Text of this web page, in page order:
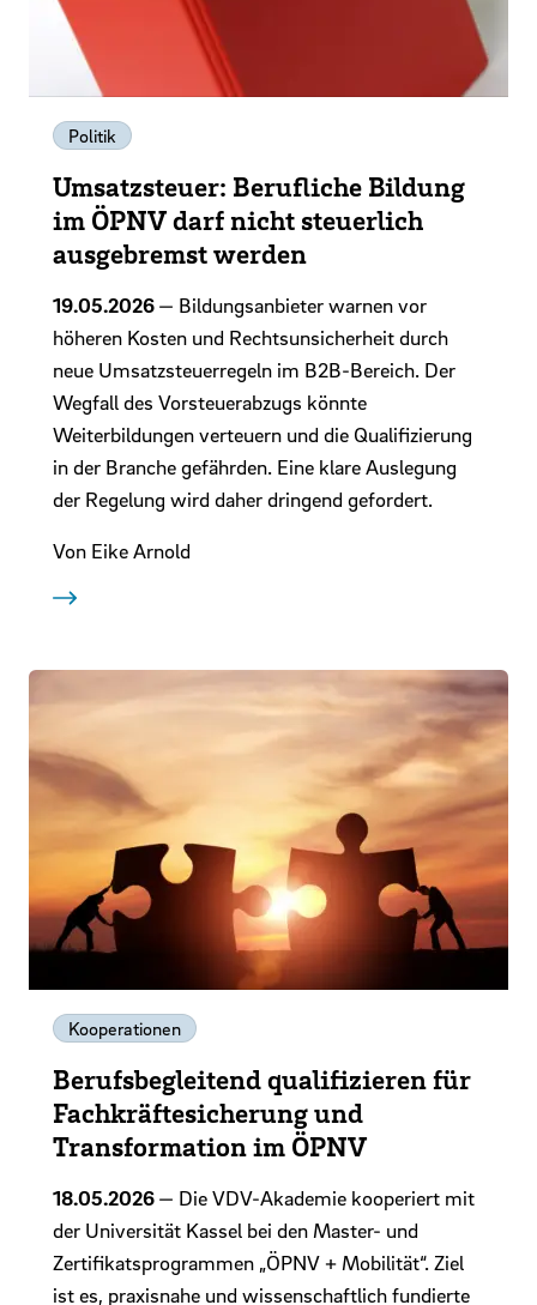
Politik
Umsatzsteuer: Berufliche Bildung
im ÖPNV darf nicht steuerlich
ausgebremst werden
19.05.2026— Bildungsanbieter warnen vor
höheren Kosten und Rechtsunsicherheit durch
neue Umsatzsteuerregeln im B2B-Bereich. Der
Wegfall des Vorsteuerabzugs könnte
Weiterbildungen verteuern und die Qualifizierung
in der Branche gefährden. Eine klare Auslegung
der Regelung wird daher dringend gefordert.
Von Eike Arnold
Kooperationen
Berufsbegleitend qualifizieren für
Fachkräftesicherung und
Transformation im ÖPNV
18.05.2026— Die VDV-Akademie kooperiert mit
der Universität Kassel bei den Master- und
Zertifikatsprogrammen „ÖPNV + Mobilität“. Ziel
ist es, praxisnahe und wissenschaftlich fundierte